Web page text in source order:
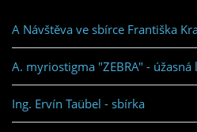
A Návštěva ve sbírce Františka
A. myriostigma "ZEBRA" - úžasná
Ing. Ervín Taübel - sbírka